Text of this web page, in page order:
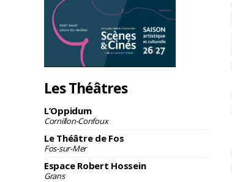
Les Théâtres
L’Oppidum
Cornillon-Confoux
Le Théâtre de Fos
Fos-sur-Mer
Espace Robert Hossein
Grans